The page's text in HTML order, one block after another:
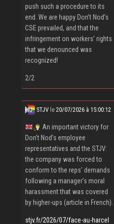
push such a procedure to its
end. We are happy Don’t Nod’s
CSE prevailed, and that the
infringement on workers’ rights
that we denounced was
recognized!
2/2
STJV le20/07/2026 à 15:00:12
An important victory for
Don’t Nod’s employee
representatives and the STJV:
the company was forced to
conform to the reps’ demands
following a manager’s moral
harassment that was covered
by higher-ups (article in French).
stjv.fr/2026/07/face-au-harcel